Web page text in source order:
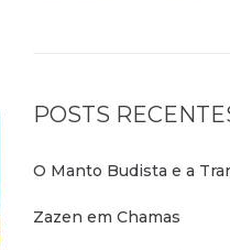
POSTS
O Manto Budista e a
Zazen em Chamas